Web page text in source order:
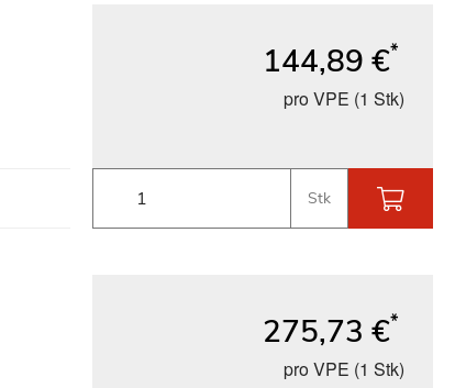
144,89 €*
pro VPE (1 Stk)
Stk
275,73 €*
pro VPE (1 Stk)